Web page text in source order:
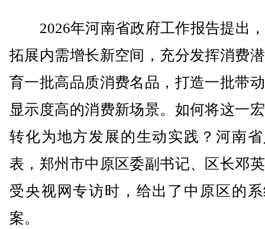
2026年河南省政府工作报告提出
拓展内需增长新空间，充分发挥消费
育一批高品质消费名品，打造一批带
显示度高的消费新场景。如何将这一
转化为地方发展的生动实践？河南
表，郑州市中原区委副书记、区长邓
受央视网专访时，给出了中原区的
案。